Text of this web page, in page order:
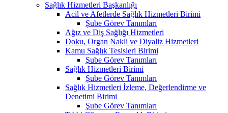
Sağlık Hizmetleri Başkanlığı
Acil ve Afetlerde Sağlık Hizmetleri Birimi
Şube Görev Tanımları
Ağız ve Diş Sağlığı Hizmetleri
Doku, Organ Nakli ve Diyaliz Hizmetleri
Kamu Sağlık Tesisleri Birimi
Şube Görev Tanımları
Sağlık Hizmetleri Birimi
Şube Görev Tanımları
Sağlık Hizmetleri İzleme, Değerlendirme ve
Denetimi Birimi
Şube Görev Tanımları